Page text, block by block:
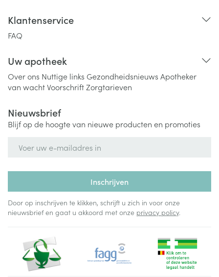
Klantenservice
FAQ
Uw apotheek
Over ons Nuttige links Gezondheidsnieuws Apotheker
van wachtVoorschriftZorgtarieven
Nieuwsbrief
Blijf op de hoogte van nieuwe producten en promoties
Inschrijven
Door op inschrijven te klikken, schrijft u zich in voor onze
nieuwsbrief en gaat u akkoord met onze privacy policy.